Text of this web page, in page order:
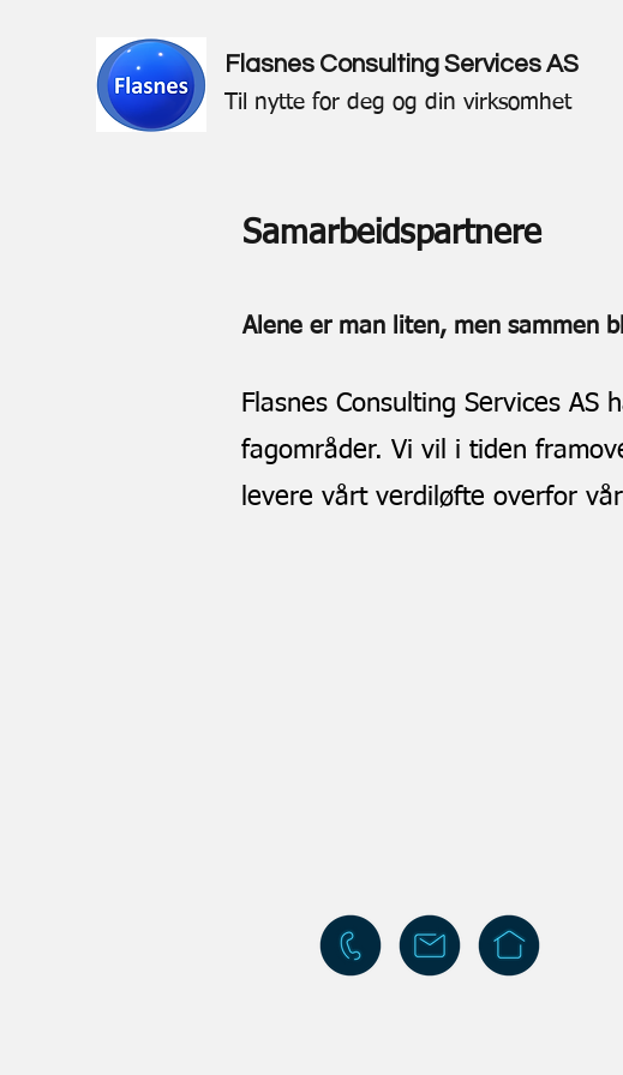
Flasnes Consulting Services AS
Til nytte for deg og din virksomhet
Samarbeidspartnere
Alene er man liten, men sammen
Flasnes Consulting Services
fagområder. Vi vil i tiden
levere vårt verdiløfte overfor